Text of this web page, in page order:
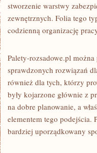
stworzenie warstwy
zewnętrznych. Folia tego
codzienną organizację
Palety-rozsadowe.pl
sprawdzonych rozwiązań
również dla tych, którzy
były kojarzone głównie z
na dobre planowanie, a
elementem tego podejścia.
bardziej uporządkowany